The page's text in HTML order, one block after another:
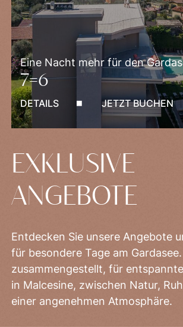
EXKLUSIVE
ANGEBOTE
Entdecken Sie unsere Angebote
für besondere Tage am
zusammengestellt, für
in Malcesine, zwischen Natur,
einer angenehmen Atmosphäre.
Eine Nacht mehr für den
7=6
DETAILS JETZT BUCHEN